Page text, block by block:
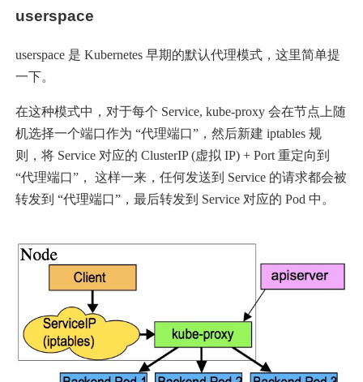
userspace
userspace 是 Kubernetes 早期的默认代理模式，这里简单提
一下。
在这种模式中，对于每个 Service, kube-proxy 会在节点上随
机选择一个端口作为 “代理端口”，然后新建 iptables 规
则，将 Service 对应的 ClusterIP (虚拟 IP) + Port 重定向到
“代理端口”， 这样一来，任何发送到 Service 的请求都会被
转发到 “代理端口”，最后转发到 Service 对应的 Pod 中。